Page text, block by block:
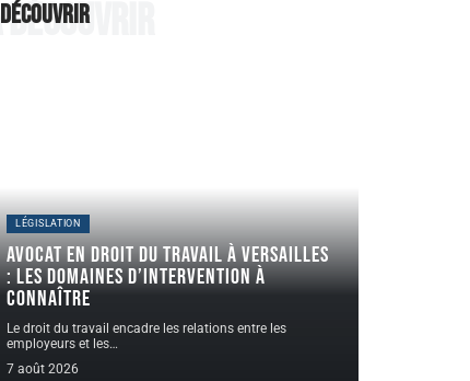
découvrir
LÉGISLATION
Avocat en droit du travail à Versailles
: les domaines d’intervention à
connaître
Le droit du travail encadre les relations entre les
employeurs et les…
7 août 2026